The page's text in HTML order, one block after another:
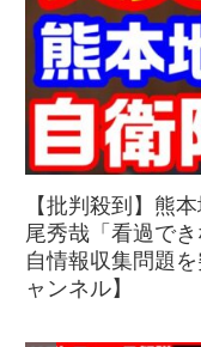
【批判殺到】熊
尾秀哉「看過で
自情報収集問題
ャンネル】